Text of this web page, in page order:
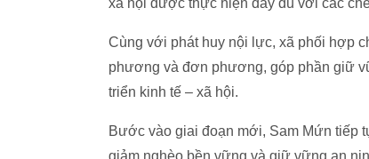
xã hội được thực hiện đầy đủ với các
Cùng với phát huy nội lực, xã phối hợp
phương và đơn phương, góp phần giữ
triển kinh tế – xã hội.
Bước vào giai đoạn mới, Sam Mứn tiếp
giảm nghèo bền vững và giữ vững an